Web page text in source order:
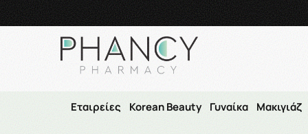
Τηλεφωνικές
Εταιρείες Korean Beauty Γυναίκα Μακιγιάζ